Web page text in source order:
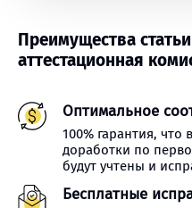
Преимущества
аттестационная
Оптимальное
100% гарантия,
доработки по
будут учтены и
Бесплатные